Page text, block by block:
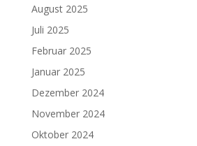
August 2025
Juli 2025
Februar 2025
Januar 2025
Dezember 2024
November 2024
Oktober 2024